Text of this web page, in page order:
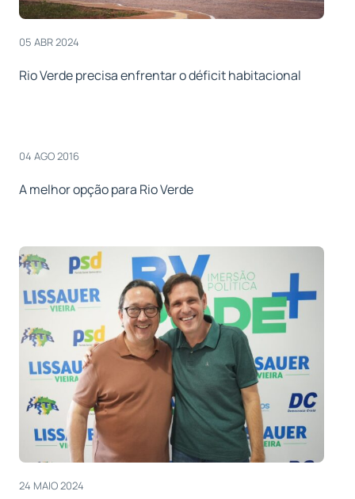
05 ABR 2024
Rio Verde precisa enfrentar o déficit habitacional
04 AGO 2016
A melhor opção para Rio Verde
24 MAIO 2024